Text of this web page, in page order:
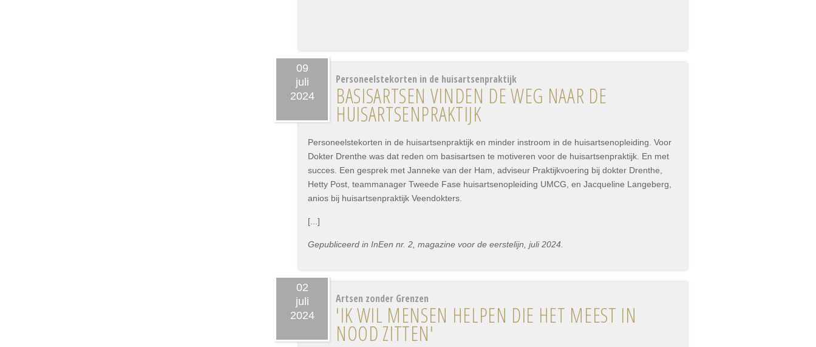
09
juli
2024
Personeelstekorten in de huisartsenpraktijk
BASISARTSEN VINDEN DE WEG NAAR DE
HUISARTSENPRAKTIJK
Personeelstekorten in de huisartsenpraktijk en minder instroom in de huisartsenopleiding. Voor
Dokter Drenthe was dat reden om basisartsen te motiveren voor de huisartsenpraktijk. En met
succes. Een gesprek met Janneke van der Ham, adviseur Praktijkvoering bij dokter Drenthe,
Hetty Post, teammanager Tweede Fase huisartsenopleiding UMCG, en Jacqueline Langeberg,
anios bij huisartsenpraktijk Veendokters.
[...]
Gepubliceerd in InEen nr. 2, magazine voor de eerstelijn, juli 2024.
02
juli
2024
Artsen zonder Grenzen
'IK WIL MENSEN HELPEN DIE HET MEEST IN
NOOD ZITTEN'